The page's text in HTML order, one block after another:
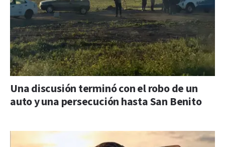
Una discusión terminó con el robo de un
auto y una persecución hasta San Benito